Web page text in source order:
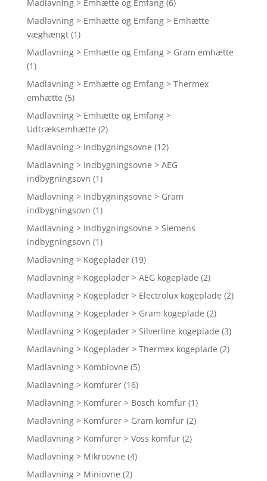
Madlavning > Emhætte og Emfang (6)
Madlavning > Emhætte og Emfang > Emhætte
væghængt (1)
Madlavning > Emhætte og Emfang > Gram emhætte
(1)
Madlavning > Emhætte og Emfang > Thermex
emhætte (5)
Madlavning > Emhætte og Emfang >
Udtræksemhætte (2)
Madlavning > Indbygningsovne (12)
Madlavning > Indbygningsovne > AEG
indbygningsovn (1)
Madlavning > Indbygningsovne > Gram
indbygningsovn (1)
Madlavning > Indbygningsovne > Siemens
indbygningsovn (1)
Madlavning > Kogeplader (19)
Madlavning > Kogeplader > AEG kogeplade (2)
Madlavning > Kogeplader > Electrolux kogeplade (2)
Madlavning > Kogeplader > Gram kogeplade (2)
Madlavning > Kogeplader > Silverline kogeplade (3)
Madlavning > Kogeplader > Thermex kogeplade (2)
Madlavning > Kombiovne (5)
Madlavning > Komfurer (16)
Madlavning > Komfurer > Bosch komfur (1)
Madlavning > Komfurer > Gram komfur (2)
Madlavning > Komfurer > Voss komfur (2)
Madlavning > Mikroovne (4)
Madlavning > Miniovne (2)